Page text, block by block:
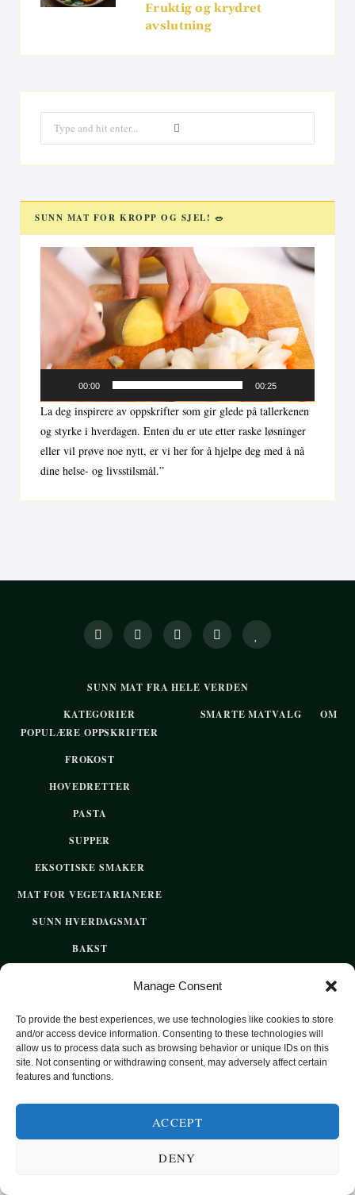
Manage Consent
To provide the best experiences, we use technologies like cookies to store
and/or access device information. Consenting to these technologies will
allow us to process data such as browsing behavior or unique IDs on this
site. Not consenting or withdrawing consent, may adversely affect certain
features and functions.
ACCEPT
DENY
Fruktig og krydret
avslutning
Search
for:
SUNN MAT FOR KROPP OG SJEL! 🥗
Videoavspiller
00:00 00:25
La deg inspirere av oppskrifter som gir glede på tallerkenen
og styrke i hverdagen. Enten du er ute etter raske løsninger
eller vil prøve noe nytt, er vi her for å hjelpe deg med å nå
dine helse- og livsstilsmål.”
SUNN MAT FRA HELE VERDEN
KATEGORIER
POPULÆRE OPPSKRIFTER
FROKOST
HOVEDRETTER
PASTA
SUPPER
EKSOTISKE SMAKER
MAT FOR VEGETARIANERE
SUNN HVERDAGSMAT
BAKST
SMARTE MATVALG OM
2020 OPPSKRIFTSPARADISET - SUNNE OPPSKRIFTER FOR
HVER DAG